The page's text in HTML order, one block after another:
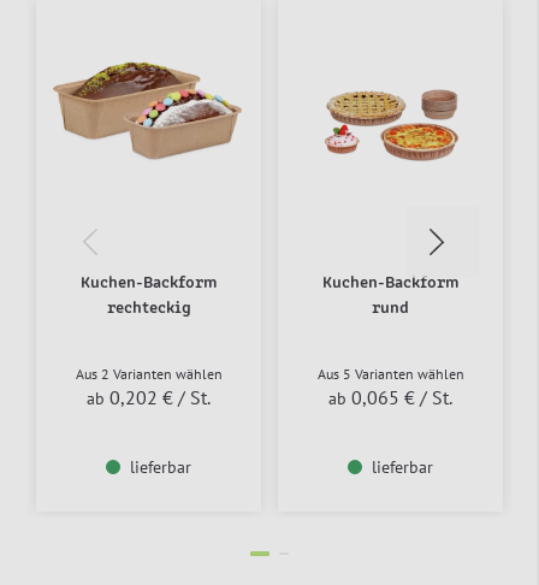
Kuchen-Backform
rechteckig
Aus 2 Varianten wählen
ab 0,202 € / St.
lieferbar
Kuchen-Backform
rund
Aus 5 Varianten wählen
ab 0,065 € / St.
lieferbar